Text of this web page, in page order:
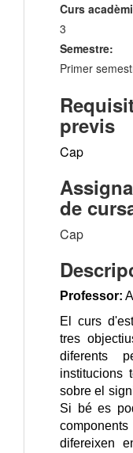
Curs
3
Semestre:
Primer
previs
Cap
de
Cap
Professor:
El curs
tres
diferents
institucions
sobre el
Si bé es
difereixen